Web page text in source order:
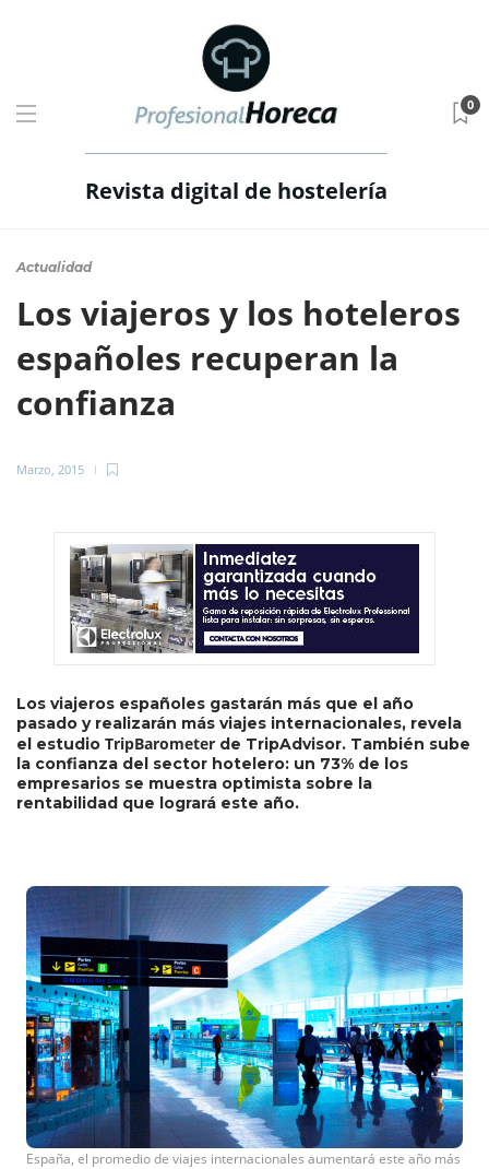
Revista digital de hostelería
0
Actualidad
Los viajeros y los hoteleros
españoles recuperan la
confianza
Marzo, 2015
Los viajeros españoles gastarán más que el año
pasado y realizarán más viajes internacionales, revela
el estudio TripBarometer de TripAdvisor. También sube
la confianza del sector hotelero: un 73% de los
empresarios se muestra optimista sobre la
rentabilidad que logrará este año.
España, el promedio de viajes internacionales aumentará este año más